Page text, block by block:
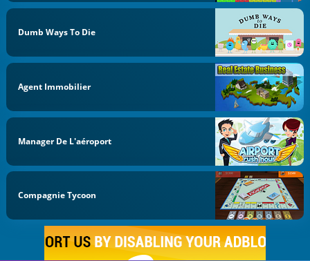
Dumb Ways To Die
Agent Immobilier
Manager De L'aéroport
Compagnie Tycoon